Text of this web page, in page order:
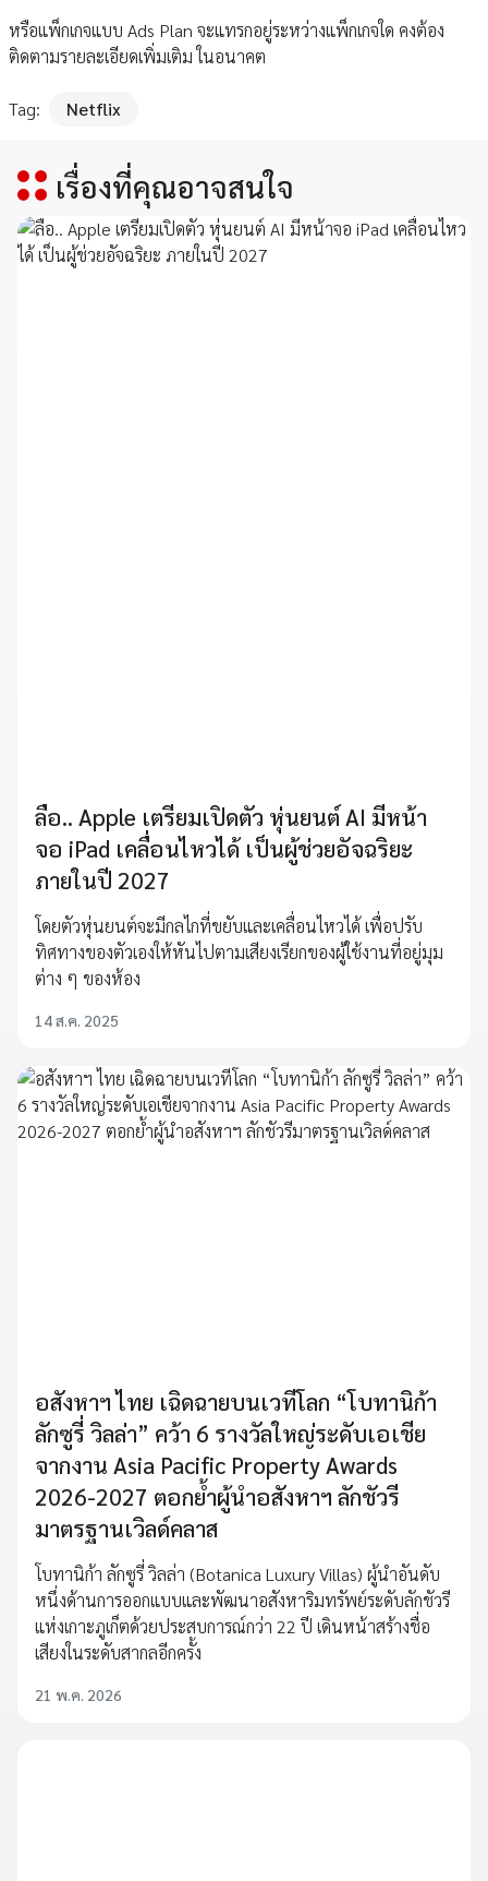
หรือแพ็กเกจแบบ Ads Plan จะแทรกอยู่ระหว่างแพ็กเกจใด คงต้อง
ติดตามรายละเอียดเพิ่มเติม ในอนาคต
Tag: Netflix
เรื่องที่คุณอาจสนใจ
ลือ.. Apple เตรียมเปิดตัว หุ่นยนต์ AI มีหน้า
จอ iPad เคลื่อนไหวได้ เป็นผู้ช่วยอัจฉริยะ
ภายในปี 2027
โดยตัวหุ่นยนต์จะมีกลไกที่ขยับและเคลื่อนไหวได้ เพื่อปรับ
ทิศทางของตัวเองให้หันไปตามเสียงเรียกของผู้ใช้งานที่อยู่มุม
ต่าง ๆ ของห้อง
14 ส.ค. 2025
อสังหาฯ ไทย เฉิดฉายบนเวทีโลก “โบทานิก้า
ลักซูรี่ วิลล่า” คว้า 6 รางวัลใหญ่ระดับเอเชีย
จากงาน Asia Pacific Property Awards
2026-2027 ตอกย้ำผู้นำอสังหาฯ ลักชัวรี
มาตรฐานเวิลด์คลาส
โบทานิก้า ลักซูรี่ วิลล่า (Botanica Luxury Villas) ผู้นำอันดับ
หนึ่งด้านการออกแบบและพัฒนาอสังหาริมทรัพย์ระดับลักชัวรี
แห่งเกาะภูเก็ตด้วยประสบการณ์กว่า 22 ปี เดินหน้าสร้างชื่อ
เสียงในระดับสากลอีกครั้ง
21 พ.ค. 2026